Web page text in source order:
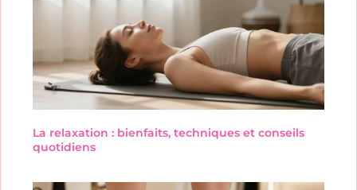
La relaxation : bienfaits, techniques et conseils
quotidiens